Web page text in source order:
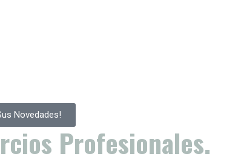
Novedades!
Profesionales.